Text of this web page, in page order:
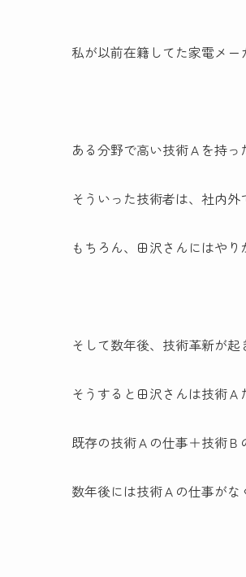
私が以前在籍してた家電メー
ある分野で高い技術Ａを持っ
そういった技術者は、社内外
もちろん、田沢さんにはやり
そして数年後、技術革新が起
そうすると田沢さんは技術
既存の技術Ａの仕事＋技術Ｂ
数年後には技術Ａの仕事がな